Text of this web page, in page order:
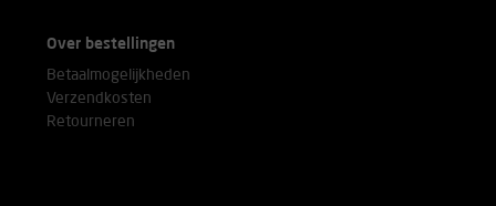
Over bestellingen
Betaalmogelijkheden
Verzendkosten
Retourneren